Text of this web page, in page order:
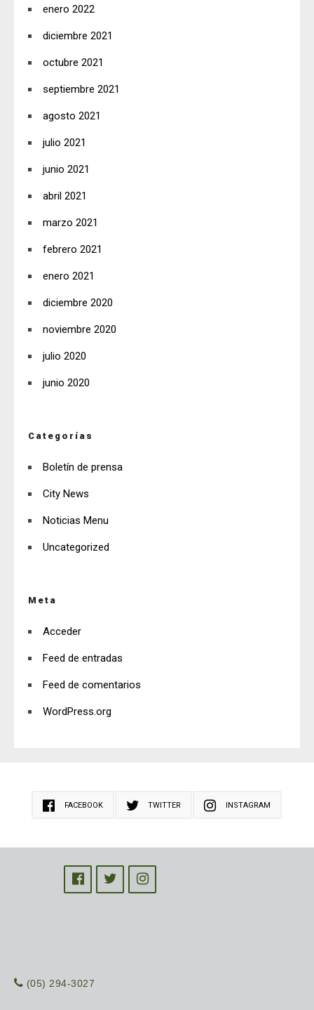
enero 2022
diciembre 2021
octubre 2021
septiembre 2021
agosto 2021
julio 2021
junio 2021
abril 2021
marzo 2021
febrero 2021
enero 2021
diciembre 2020
noviembre 2020
julio 2020
junio 2020
Categorías
Boletín de prensa
City News
Noticias Menu
Uncategorized
Meta
Acceder
Feed de entradas
Feed de comentarios
WordPress.org
FACEBOOK TWITTER INSTAGRAM
(05) 294-3027